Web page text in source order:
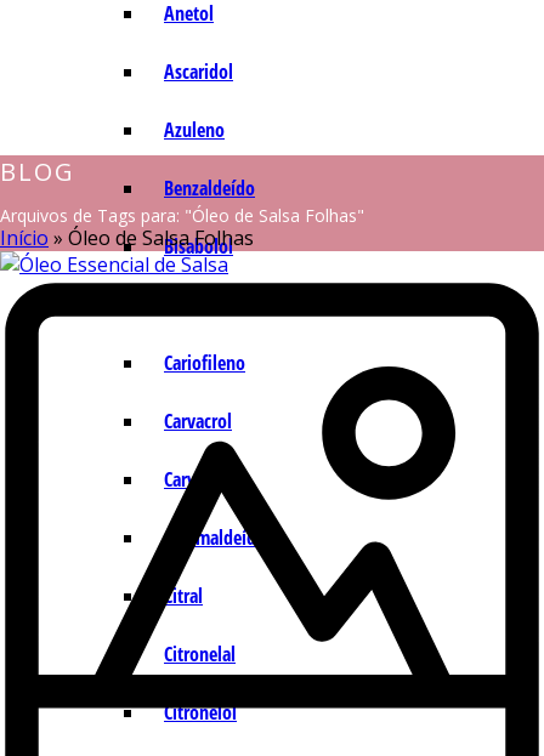
Anetol
Ascaridol
Azuleno
Benzaldeído
Bisabolol
Cariofileno
Carvacrol
Carvona
Cinamaldeído
Citral
Citronelal
Citronelol
BLOG
Arquivos de Tags para: "Óleo de Salsa Folhas"
Início » Óleo de Salsa Folhas